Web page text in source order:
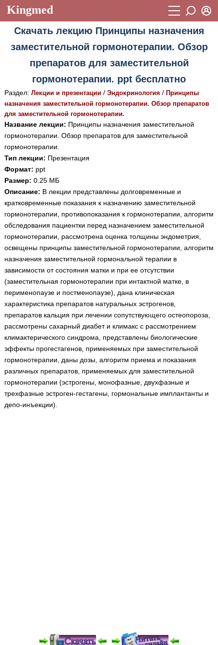
Kingmed
Учебный материал
Видеогалерея 899
Истории болезней 1268
Лекции и презентации 2474
Аккредитационные тесты (6)
Методические рекомендации
Научно-популярное
Статьи
Новости (244)
Медицинская стандартизация
Нормативы экстренной и неотложной помощи
Нормы лабораторных и инструментальных
исследований
Обратная связь
Добавить материал
FAQ
Вход
Скачать лекцию Принципы назначения
заместительной гормонотерапии. Обзор
препаратов для заместительной
гормонотерапии. ppt бесплатно
Раздел: Лекции и презентации/ Эндокринология / Принципы
назначения заместительной гормонотерапии. Обзор препаратов
для заместительной гормонотерапии.
Название лекции: Принципы назначения заместительной
гормонотерапии. Обзор препаратов для заместительной
гормонотерапии.
Тип лекции: Презентация
Формат: ppt
Размер: 0.25 МБ
Описание: В лекции представлены долговременные и
кратковременные показания к назначению заместительной
гормонотерапии, противопоказания к гормонотерапии, алгоритм
обследования пациентки перед назначением заместительной
гормонотерапии, рассмотрена оценка толщины эндометрия,
освещены принципы заместительной гормонотерапии, алгоритм
назначения заместительной гормональной терапии в
зависимости от состояния матки и при ее отсутствии
(заместительная гормонотерапии при интактной матке, в
перименопаузе и постменопаузе), дана клиническая
характеристика препаратов натуральных эстрогенов,
препаратов кальция при лечении сопутствующего остеопороза,
рассмотрены сахарный диабет и климакс с рассмотрением
климактерического синдрома, представлены биологические
эффекты прогестагенов, применяемых при заместительной
гормонотерапии, даны дозы, алгоритм приема и показания
различных препаратов, применяемых для заместительной
гормонотерапии (эстрогены, монофазные, двухфазные и
трехфазные эстроген-гестагены, гормональные имплантанты и
депо-инъекции).